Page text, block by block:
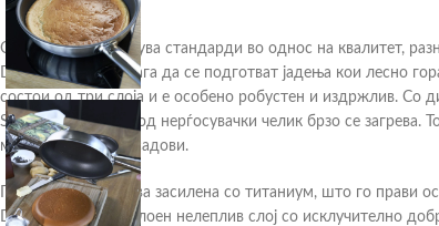
Оваа серија поставува стандарди во однос на квалитет,
Duraslide Ultra помага да се подготват јадења кои лесно
состои од три слоја и е особено робустен и издржлив. Со
SIGMA Clad, садот од нерѓосувачки челик брзо се
мие во машина за садови.
Повеќеслојна основа засилена со титаниум, што го прави
Duraslide® Ultra3-слоен нелеплив слој со исклучително